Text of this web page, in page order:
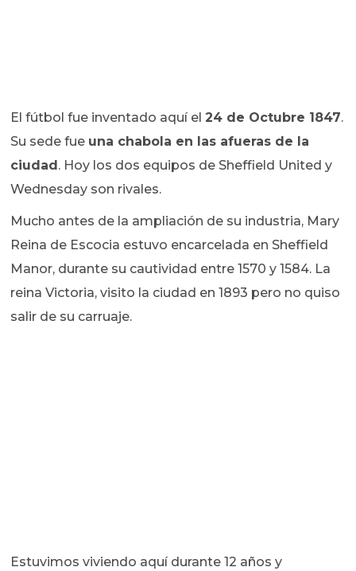
El fútbol fue inventado aquí el24 de Octubre 1847.
Su sede fue una chabola en las afueras de la
ciudad . Hoy los dos equipos de Sheffield United y
Wednesday son rivales.
Mucho antes de la ampliación de su industria, Mary
Reina de Escocia estuvo encarcelada en Sheffield
Manor, durante su cautividad entre 1570 y 1584. La
reina Victoria, visito la ciudad en 1893 pero no quiso
salir de su carruaje.
Estuvimos viviendo aquí durante 12 años y